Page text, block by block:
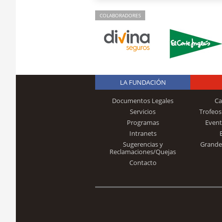
COLABORADORES
LA FUNDACIÓN
Documentos Legales
Servicios
Programas
Intranets
Sugerencias y
Reclamaciones/Quejas
Contacto